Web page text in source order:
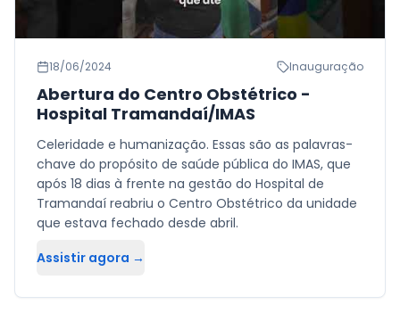
18/06/2024 Inauguração
Abertura do Centro Obstétrico -
Hospital Tramandaí/IMAS
Celeridade e humanização. Essas são as palavras-
chave do propósito de saúde pública do IMAS, que
após 18 dias à frente na gestão do Hospital de
Tramandaí reabriu o Centro Obstétrico da unidade
que estava fechado desde abril.
Assistir agora →